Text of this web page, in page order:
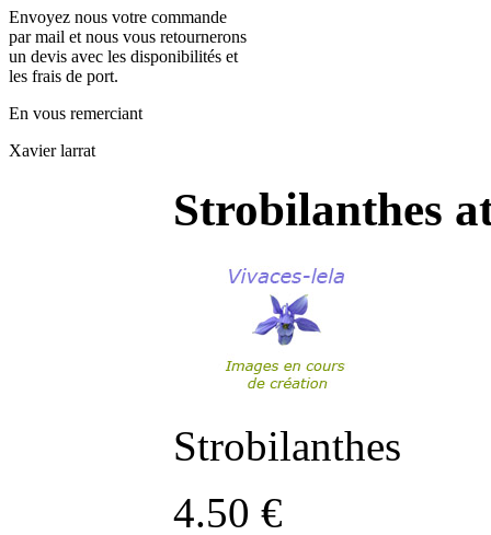
Envoyez nous votre commande
par mail et nous vous retournerons
un devis avec les disponibilités et
les frais de port.
En vous remerciant
Xavier larrat
Strobilanthes
Strobilanthes
4.50 €